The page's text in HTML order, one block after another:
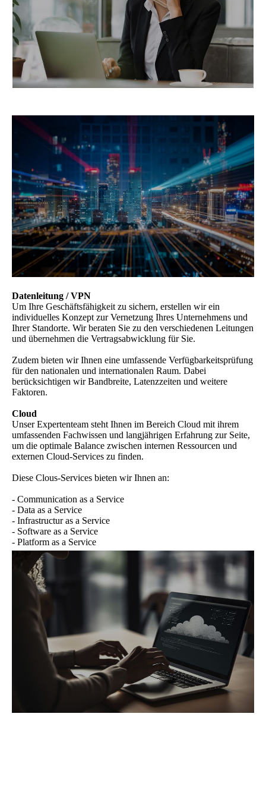
Datenleitung / VPN
Um Ihre Geschäftsfähigkeit zu sichern, erstellen wir ein
individuelles Konzept zur Vernetzung Ihres Unternehmens und
Ihrer Standorte. Wir beraten Sie zu den verschiedenen Leitungen
und übernehmen die Vertragsabwicklung für Sie.
Zudem bieten wir Ihnen eine umfassende Verfügbarkeitsprüfung
für den nationalen und internationalen Raum. Dabei
berücksichtigen wir Bandbreite, Latenzzeiten und weitere
Faktoren.
Cloud
Unser Expertenteam steht Ihnen im Bereich Cloud mit ihrem
umfassenden Fachwissen und langjährigen Erfahrung zur Seite,
um die optimale Balance zwischen internen Ressourcen und
externen Cloud-Services zu finden.
Diese Clous-Services bieten wir Ihnen an:
- Communication as a Service
- Data as a Service
- Infrastructur as a Service
- Software as a Service
- Platform as a Service